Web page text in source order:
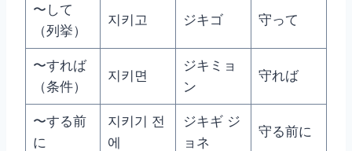
〜して
（列挙）
지키고 ジキゴ 守って
〜すれば
（条件）
지키면
ジキミョ
ン
守れば
〜する前
に
지키기 전
에
ジキギ ジ
ョネ
守る前に